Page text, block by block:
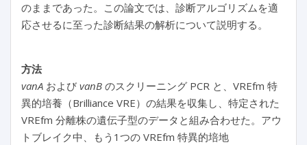
のままであった。この論文では、診断アルゴリズムを適
応させるに至った診断結果の解析について説明する。
方法
vanA および vanB のスクリーニング PCR と、VREfm 特
異的培養（Brilliance VRE）の結果を収集し、特定された
VREfm 分離株の遺伝子型のデータと組み合わせた。アウ
トブレイク中、もう1つの VREfm 特異的培地